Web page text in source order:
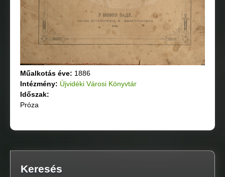
Műalkotás éve: 1886
Intézmény: Újvidéki Városi Könyvtár
Időszak:
Próza
Keresés